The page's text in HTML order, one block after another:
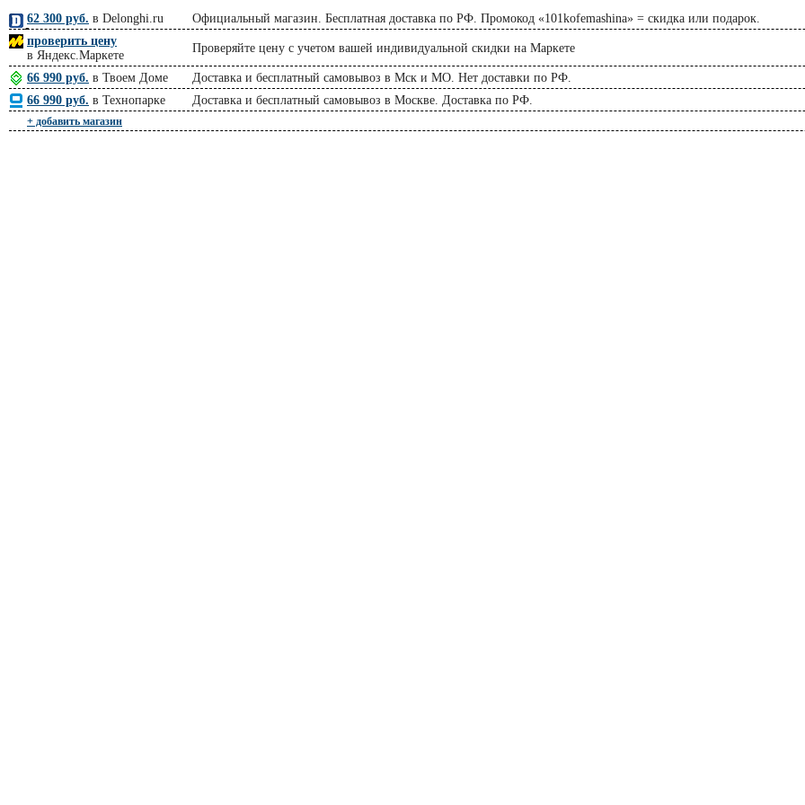
62 300 руб. в Delonghi.ru
Официальный магазин. Бесплатная доставка по РФ. Промокод «101kofemashina» = скидка или подарок.
проверить цену
в Яндекс.Маркете
Проверяйте цену с учетом вашей индивидуальной скидки на Маркете
66 990 руб. в Твоем Доме
Доставка и бесплатный самовывоз в Мск и МО. Нет доставки по РФ.
66 990 руб. в Технопарке Доставка и бесплатный самовывоз в Москве. Доставка по РФ.
+ добавить магазин